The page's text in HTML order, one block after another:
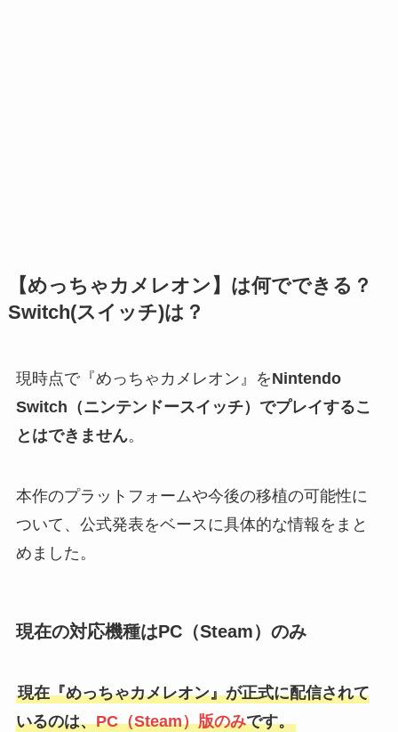
【めっちゃカメレオン】は何でできる？
Switch(スイッチ)は？
現時点で『めっちゃカメレオン』をNintendo
Switch（ニンテンドースイッチ）でプレイするこ
とはできません。
本作のプラットフォームや今後の移植の可能性に
ついて、公式発表をベースに具体的な情報をまと
めました。
現在の対応機種はPC（Steam）のみ
現在『めっちゃカメレオン』が正式に配信されて
いるのは、PC（Steam）版のみです。